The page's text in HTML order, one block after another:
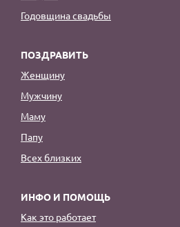
Годовщина свадьбы
ПОЗДРАВИТЬ
Женщину
Мужчину
Маму
Папу
Всех близких
ИНФО И ПОМОЩЬ
Как это работает